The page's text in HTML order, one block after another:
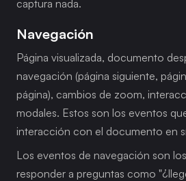
captura nada.
Navegación
Página visualizada, documento
navegación (página siguiente,
página), cambios de zoom,
modales. Estos son los eventos
interacción con el documento en
Los eventos de navegación son
responder a preguntas como